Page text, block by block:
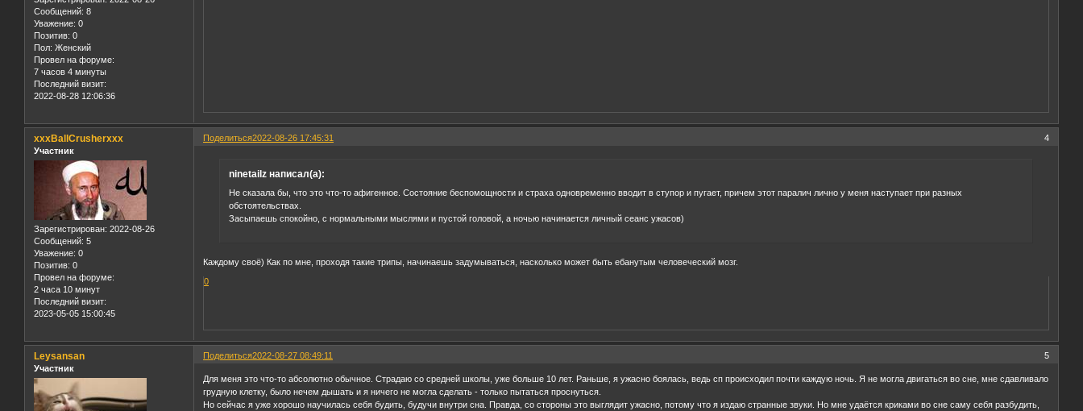
Сообщений: 8
Уважение: 0
Позитив: 0
Пол: Женский
Провел на форуме:
7 часов 4 минуты
Последний визит:
2022-08-28 12:06:36
Поделиться 4
2022-08-26 17:45:31
xxxBallCrusherxxx
Участник
Зарегистрирован: 2022-08-26
Сообщений: 5
Уважение: 0
Позитив: 0
Провел на форуме:
2 часа 10 минут
Последний визит:
2023-05-05 15:00:45
ninetailz написал(а):
Не сказала бы, что это что-то афигенное. Состояние беспомощности и страха одновременно вводит в ступор и пугает, причем этот паралич лично у меня наступает при разных
обстоятельствах.
Засыпаешь спокойно, с нормальными мыслями и пустой головой, а ночью начинается личный сеанс ужасов)
Каждому своё) Как по мне, проходя такие трипы, начинаешь задумываться, насколько может быть ебанутым человеческий мозг.
0
Поделиться 5
2022-08-27 08:49:11
Leysansan
Участник
Для меня это что-то абсолютно обычное. Страдаю со средней школы, уже больше 10 лет. Раньше, я ужасно боялась, ведь сп происходил почти каждую ночь. Я не могла двигаться во сне, мне сдавливало
грудную клетку, было нечем дышать и я ничего не могла сделать - только пытаться проснуться.
Но сейчас я уже хорошо научилась себя будить, будучи внутри сна. Правда, со стороны это выглядит ужасно, потому что я издаю странные звуки. Но мне удаётся криками во сне саму себя разбудить,